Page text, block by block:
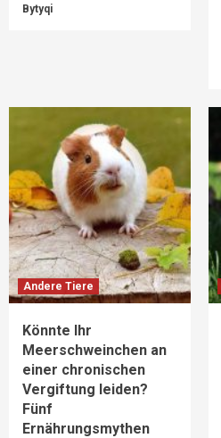
Bytyqi
Andere Tiere
Könnte Ihr
Meerschweinchen an
einer chronischen
Vergiftung leiden?
Fünf
Ernährungsmythen